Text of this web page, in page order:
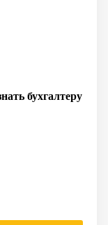
бухгалтеру